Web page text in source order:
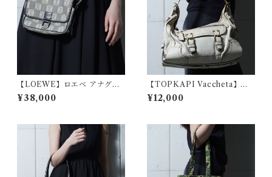
【LOEWE】ロエベ アナグラ
ムロゴ総柄レザー・キャンバ
スショルダーバッグ blackwhi
¥38,000
【TOPKAPI Vaccheta】レ
ザーショルダーバッグ ivory
¥12,000